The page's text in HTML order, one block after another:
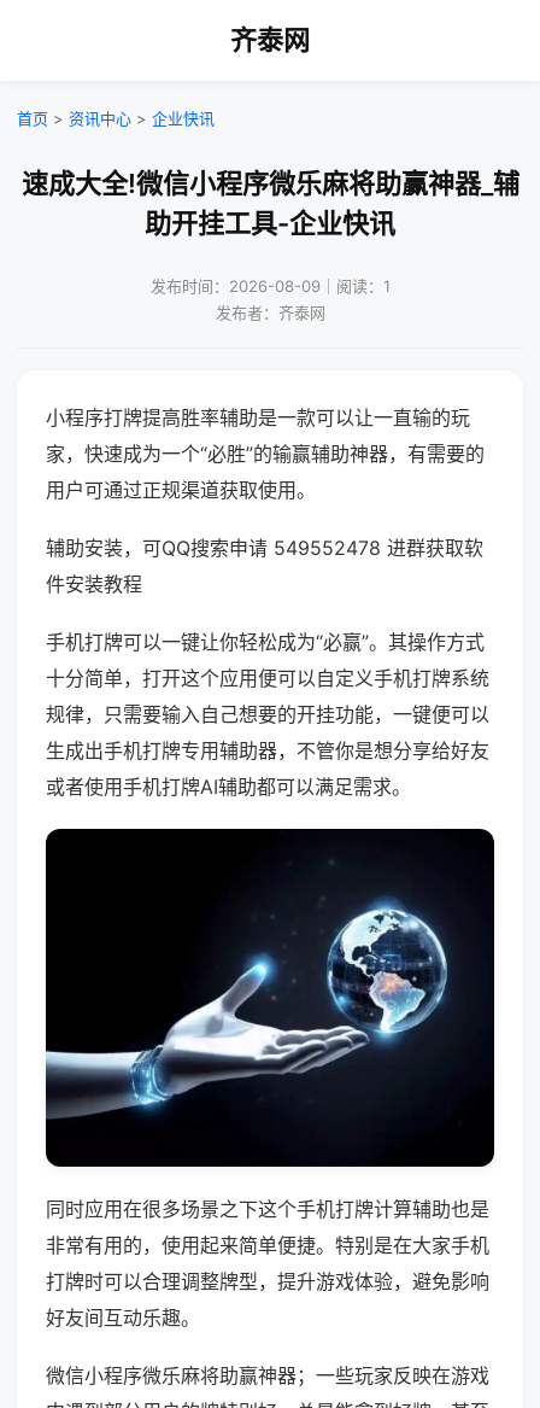
齐泰网
首页 > 资讯中心 > 企业快讯
速成大全!微信小程序微乐麻将助赢神器_辅
助开挂工具-企业快讯
发布时间：2026-08-09｜阅读：1
发布者：齐泰网
小程序打牌提高胜率辅助是一款可以让一直输的玩
家，快速成为一个“必胜”的输赢辅助神器，有需要的
用户可通过正规渠道获取使用。
辅助安装，可QQ搜索申请 549552478 进群获取软
件安装教程
手机打牌可以一键让你轻松成为“必赢”。其操作方式
十分简单，打开这个应用便可以自定义手机打牌系统
规律，只需要输入自己想要的开挂功能，一键便可以
生成出手机打牌专用辅助器，不管你是想分享给好友
或者使用手机打牌AI辅助都可以满足需求。
同时应用在很多场景之下这个手机打牌计算辅助也是
非常有用的，使用起来简单便捷。特别是在大家手机
打牌时可以合理调整牌型，提升游戏体验，避免影响
好友间互动乐趣。
微信小程序微乐麻将助赢神器；一些玩家反映在游戏